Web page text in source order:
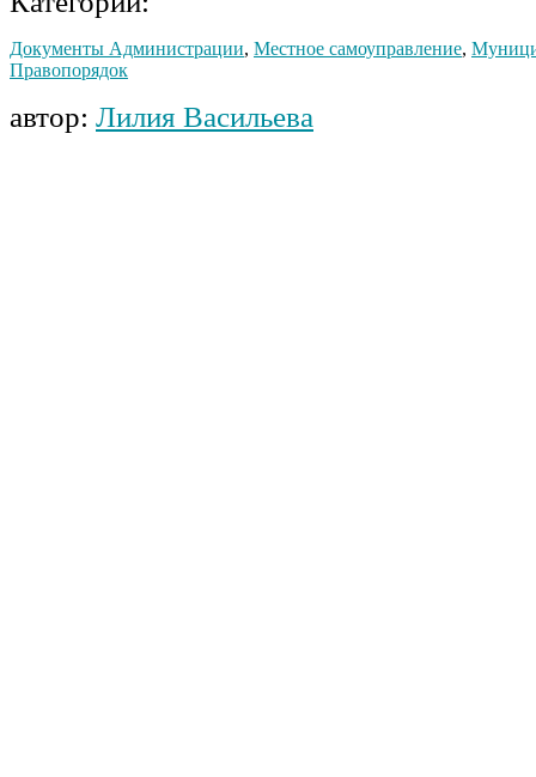
Документы Администрации, Местное самоуправление,
Правопорядок
автор: Лилия Васильева